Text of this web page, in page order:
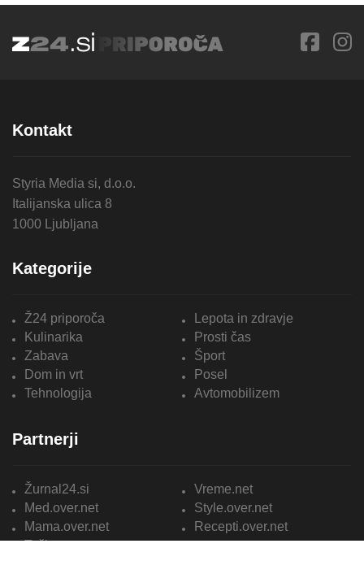
Kontakt
Styria Media si, d.o.o.
Italijanska ulica 8
1000 Ljubljana
Kategorije
Ž24 priporoča
Lepota in zdravje
Kulinarika
Prosti čas
Zabava
Šport
Dom in vrt
Posel
Tehnologija
Avtomobilizem
Partnerji
Žurnal24.si
Vreme.net
Med.over.net
Style.over.net
Mama.over.net
Recepti.over.net
Tačka.over.net